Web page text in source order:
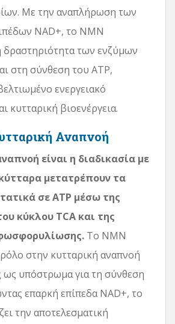
Με την αναπλήρωση των
NAD+, το NMN
δραστηριότητα των ενζύμων
στη σύνθεση του ATP,
ενεργειακό
κυτταρική βιοενέργεια.
Αναπνοή
είναι η διαδικασία με
μετατρέπουν τα
σε ATP μέσω της
κύκλου TCA και της
Το NMN
ρόλο στην κυτταρική αναπνοή
ως υπόστρωμα για τη σύνθεση
επαρκή επίπεδα NAD+, το
την αποτελεσματική